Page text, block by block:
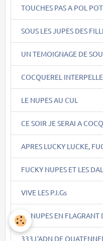
TOUCHES PAS A POL
SOUS LES JUPES DES
UN TEMOIGNAGE DE
COCQUEREL
LE NUPES AU CUL
CE SOIR JE SERAI A
APRES LUCKY LUCKE,
FUCKY NUPES ET LES
VIVE LES P.I.Gs
LA NUPES EN FLAGRANT
333.L'ADN DE